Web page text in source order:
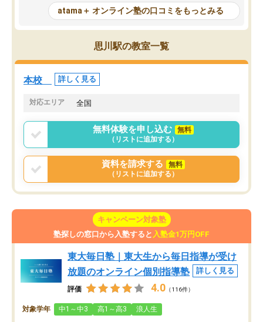
が、自分で自分の管理ができない人に
とっては難しい部分もあるのではない
かと思った。
元数が可視化されるので
しながら意欲的に取り組
常に効果を実感している
すめできる塾です。
atama＋ オンライン塾の口コミをもっとみる
思川駅の教室一覧
本校 詳しく見る
対応エリア 全国
無料体験を申し込む
無料
（リストに追加する）
資料を請求する
無料
（リストに追加する）
キャンペーン対象塾
塾探しの窓口から入塾すると 入塾金1万円OFF
東大毎日塾｜東大生から毎日指導が受け
放題のオンライン個別指導塾
詳しく見る
評価 4.0 （116件）
対象学年 中1～中3 高1～高3 浪人生